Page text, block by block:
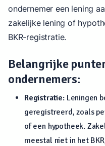
ondernemer een lening
zakelijke lening of
BKR-registratie.
Belangrijke
ondernemers:
Registratie: Leningen
geregistreerd, zoals
of een hypotheek.
meestal niet in het